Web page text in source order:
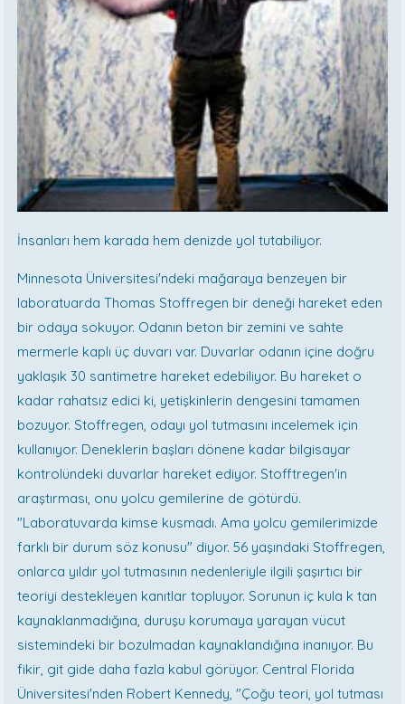
İnsanları hem karada hem denizde yol tutabiliyor.
Minnesota Üniversitesi'ndeki mağaraya benzeyen bir
laboratuarda Thomas Stoffregen bir deneği hareket eden
bir odaya sokuyor. Odanın beton bir zemini ve sahte
mermerle kaplı üç duvarı var. Duvarlar odanın içine doğru
yaklaşık 30 santimetre hareket edebiliyor. Bu hareket o
kadar rahatsız edici ki, yetişkinlerin dengesini tamamen
bozuyor. Stoffregen, odayı yol tutmasını incelemek için
kullanıyor. Deneklerin başları dönene kadar bilgisayar
kontrolündeki duvarlar hareket ediyor. Stofftregen'in
araştırması, onu yolcu gemilerine de götürdü.
"Laboratuvarda kimse kusmadı. Ama yolcu gemilerimizde
farklı bir durum söz konusu" diyor. 56 yaşındaki Stoffregen,
onlarca yıldır yol tutmasının nedenleriyle ilgili şaşırtıcı bir
teoriyi destekleyen kanıtlar topluyor. Sorunun iç kula k tan
kaynaklanmadığına, duruşu korumaya yarayan vücut
sistemindeki bir bozulmadan kaynaklandığına inanıyor. Bu
fikir, git gide daha fazla kabul görüyor. Central Florida
Üniversitesi'nden Robert Kennedy, "Çoğu teori, yol tutması